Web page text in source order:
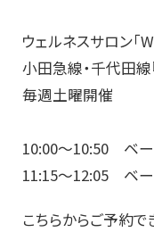
ウェルネスサロン「
小田急線・千代田
毎週土曜開催
10:00〜10:50 ベー
11:15〜12:05 ベー
こちらからご予約で